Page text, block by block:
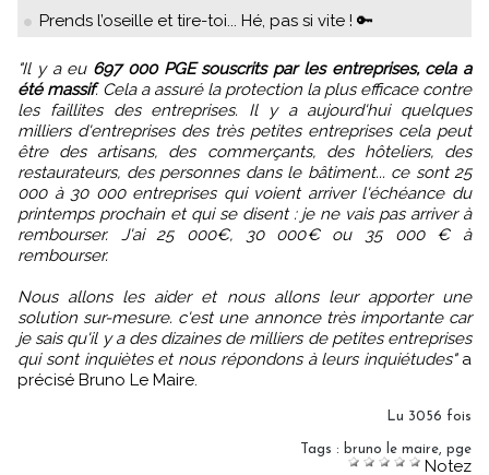
Prends l’oseille et tire-toi... Hé, pas si vite ! 🔑
"Il y a eu 697 000 PGE souscrits par les entreprises, cela a
été massif. Cela a assuré la protection la plus efficace contre
les faillites des entreprises. Il y a aujourd'hui quelques
milliers d'entreprises des très petites entreprises cela peut
être des artisans, des commerçants, des hôteliers, des
restaurateurs, des personnes dans le bâtiment... ce sont 25
000 à 30 000 entreprises qui voient arriver l'échéance du
printemps prochain et qui se disent : je ne vais pas arriver à
rembourser. J'ai 25 000€, 30 000€ ou 35 000 € à
rembourser.
Nous allons les aider et nous allons leur apporter une
solution sur-mesure. c'est une annonce très importante car
je sais qu'il y a des dizaines de milliers de petites entreprises
qui sont inquiètes et nous répondons à leurs inquiétudes"a
précisé Bruno Le Maire.
Lu 3056 fois
Tags : bruno le maire, pge
Notez